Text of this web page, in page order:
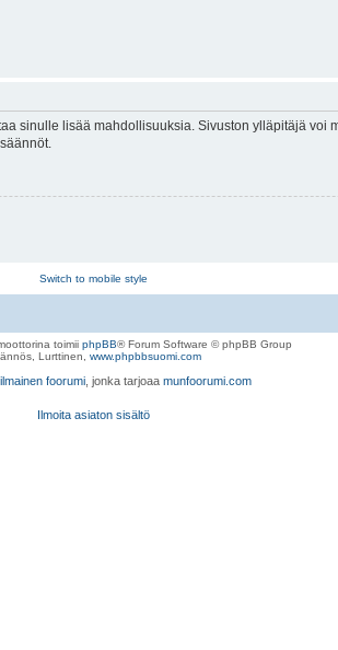
sinulle lisää mahdollisuuksia. Sivuston ylläpitäjä
Switch to mobile style
toimii phpBB® Forum Software © phpBB Group
Lurttinen, www.phpbbsuomi.com
ilmainen foorumi , jonka tarjoaa munfoorumi.com
Ilmoita asiaton sisältö